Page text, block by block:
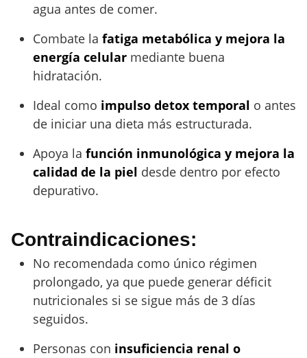
agua antes de comer.
Combate la fatiga metabólica y mejora la
energía celular mediante buena
hidratación.
Ideal como impulso detox temporal o antes
de iniciar una dieta más estructurada.
Apoya la función inmunológica y mejora la
calidad de la piel desde dentro por efecto
depurativo.
Contraindicaciones:
No recomendada como único régimen
prolongado, ya que puede generar déficit
nutricionales si se sigue más de 3 días
seguidos.
Personas con insuficiencia renal o